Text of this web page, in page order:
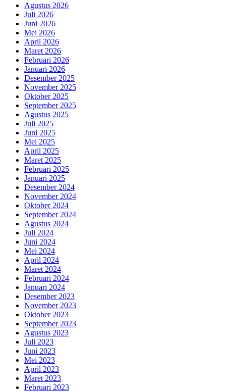
Agustus 2026
Juli 2026
Juni 2026
Mei 2026
April 2026
Maret 2026
Februari 2026
Januari 2026
Desember 2025
November 2025
Oktober 2025
September 2025
Agustus 2025
Juli 2025
Juni 2025
Mei 2025
April 2025
Maret 2025
Februari 2025
Januari 2025
Desember 2024
November 2024
Oktober 2024
September 2024
Agustus 2024
Juli 2024
Juni 2024
Mei 2024
April 2024
Maret 2024
Februari 2024
Januari 2024
Desember 2023
November 2023
Oktober 2023
September 2023
Agustus 2023
Juli 2023
Juni 2023
Mei 2023
April 2023
Maret 2023
Februari 2023